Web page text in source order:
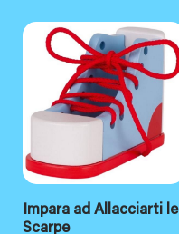
Impara ad Allacciarti le
Scarpe